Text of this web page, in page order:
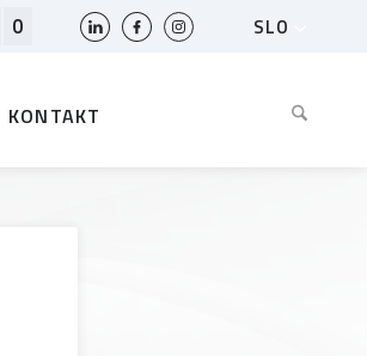
0
SLO
KONTAKT